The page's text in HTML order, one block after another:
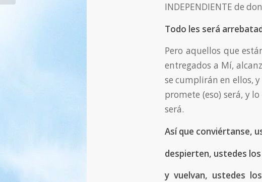
INDEPENDIENTE de
Todo les será
Pero aquellos que
entregados a Mí,
se cumplirán en ellos,
promete (eso) será, y
será.
Así que conviértanse,
despierten, ustedes
y vuelvan, ustedes